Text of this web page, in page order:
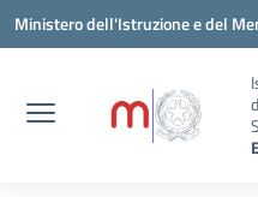
Vai ai contenuti
Vai al menu di navigazione
Vai al footer
Ministero dell'Istruzione e del